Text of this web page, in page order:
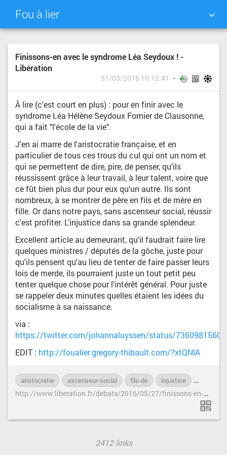
Fou à lier
NUAGE DE TAGS MUR D'IMAGES
RECHERCHER
Finissons-en avec le syndrome Léa Seydoux ! -
Libération
31/05/2016 10:12:41
À lire (c'est court en plus) : pour en finir avec le
syndrome Léa Hélène Seydoux Fornier de Clausonne,
qui a fait "l'école de la vie".
J'en ai marre de l'aristocratie française, et en
particulier de tous ces trous du cul qui ont un nom et
qui se permettent de dire, pire, de penser, qu'ils
réussissent grâce à leur travail, à leur talent, voire que
ce fût bien plus dur pour eux qu'un autre. Ils sont
nombreux, à se montrer de père en fils et de mère en
fille. Or dans notre pays, sans ascenseur social, réussir
c'est profiter. L'injustice dans sa grande splendeur.
Excellent article au demeurant, qu'il faudrait faire lire
quelques ministres / députés de la gôche, juste pour
qu'ils pensent qu'au lieu de tenter de faire passer leurs
lois de merde, ils pourraient juste un tout petit peu
tenter quelque chose pour l'intérêt général. Pour juste
se rappeler deux minutes quelles étaient les idées du
socialisme à sa naissance.
via :
https://twitter.com/johannaluyssen/status/
EDIT : http://foualier.gregory-thibault.com/?xtQNlA
aristocratie ascenseur-social fils-de injustice
h
ttp://www.liberation.fr/debats/2016/05/27/finissons-en-avec-le-syndrome-lea-seydoux_1455360
2412 links